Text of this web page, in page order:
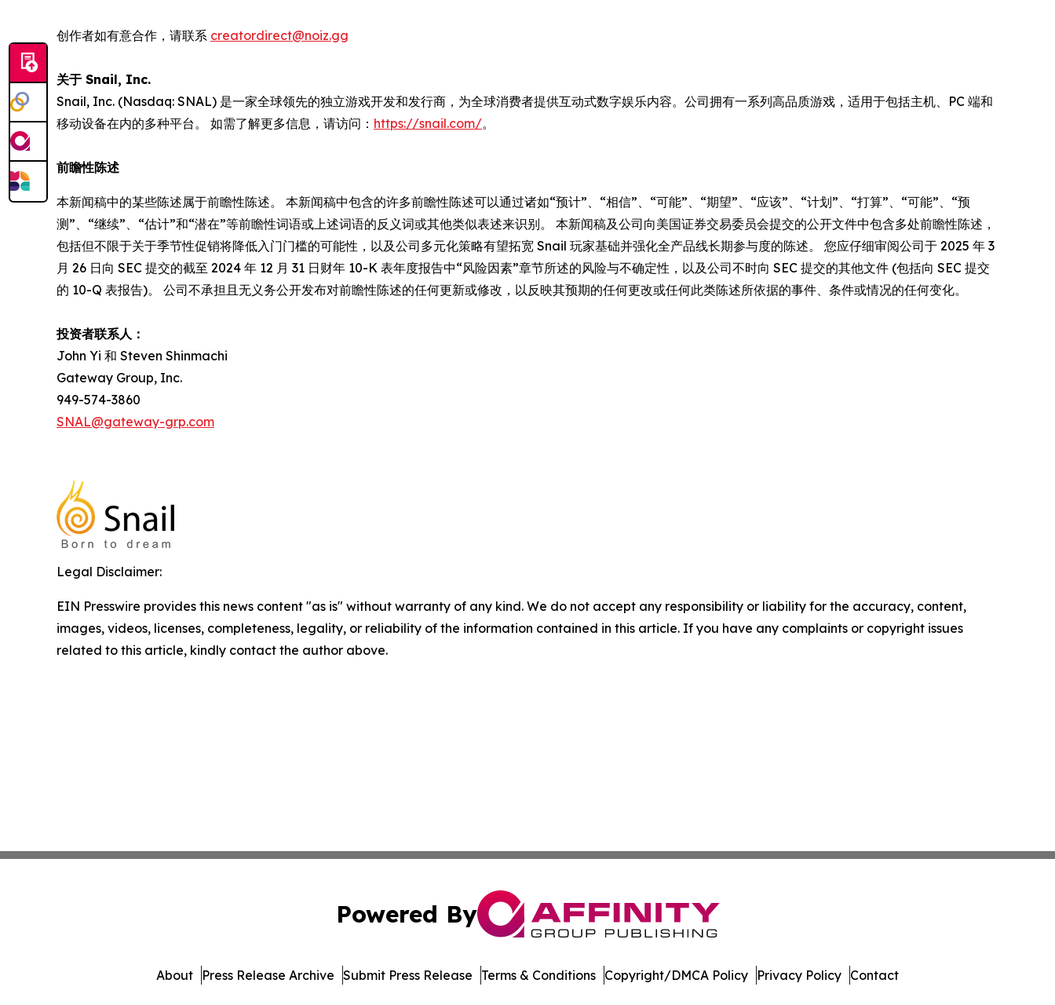
创作者如有意合作，请联系 creatordirect@noiz.gg
关于 Snail, Inc.
Snail, Inc. (Nasdaq: SNAL) 是一家全球领先的独立游戏开发和发行商，为全球消费者提供互动式数字娱乐内容。公司拥有一系列高品质游戏，适用于包括主机、PC 端和
移动设备在内的多种平台。 如需了解更多信息，请访问： https://snail.com/。
前瞻性陈述
本新闻稿中的某些陈述属于前瞻性陈述。 本新闻稿中包含的许多前瞻性陈述可以通过诸如“预计”、“相信”、“可能”、“期望”、“应该”、“计划”、“打算”、“可能”、“预
测”、“继续”、“估计”和“潜在”等前瞻性词语或上述词语的反义词或其他类似表述来识别。 本新闻稿及公司向美国证券交易委员会提交的公开文件中包含多处前瞻性陈述，
包括但不限于关于季节性促销将降低入门门槛的可能性，以及公司多元化策略有望拓宽 Snail 玩家基础并强化全产品线长期参与度的陈述。 您应仔细审阅公司于 2025 年 3
月 26 日向 SEC 提交的截至 2024 年 12 月 31 日财年 10-K 表年度报告中“风险因素”章节所述的风险与不确定性，以及公司不时向 SEC 提交的其他文件 (包括向 SEC 提交
的 10-Q 表报告)。 公司不承担且无义务公开发布对前瞻性陈述的任何更新或修改，以反映其预期的任何更改或任何此类陈述所依据的事件、条件或情况的任何变化。
投资者联系人：
John Yi 和 Steven Shinmachi
Gateway Group, Inc.
949-574-3860
SNAL@gateway-grp.com
Legal Disclaimer:
EIN Presswire provides this news content "as is" without warranty of any kind. We do not accept any responsibility or liability for the accuracy, content,
images, videos, licenses, completeness, legality, or reliability of the information contained in this article. If you have any complaints or copyright issues
related to this article, kindly contact the author above.
Powered By
About Press Release Archive Submit Press Release Terms & Conditions Copyright/DMCA Policy Privacy Policy Contact